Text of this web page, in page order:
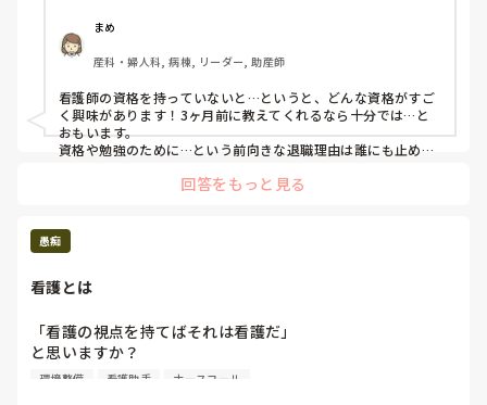
①職場に伝えずに受験を受ける
②合格発表が終わったら師長へ報告
③看護部長へ報告
④スタッフ全員へ報告　です。
きっと人員不足なので、私のような新人でも「〇〇を受験す
る予定なので退職したいです」と伝えても引き止められると
思います😭
3ヶ月前に報告する予定です。
必要があるのでしょうか？
まめ
産科・婦人科, 病棟, リーダー, 助産師
看護師の資格を持っていないと…というと、どんな資格がすご
く興味があります！3ヶ月前に教えてくれるなら十分では…と
おもいます。
資格や勉強のために…という前向きな退職理由は誰にも止める
どの規定があるか確認すると気が楽になるかも。どこも人手不
回答をもっと見る
愚痴
看護とは
「看護の視点を持てばそれは看護だ」
と思いますか？
環境整備 看護助手 ナースコール